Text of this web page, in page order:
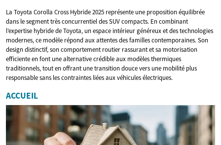
La Toyota Corolla Cross Hybride 2025 représente une proposition équilibrée
dans le segment très concurrentiel des SUV compacts. En combinant
l’expertise hybride de Toyota, un espace intérieur généreux et des technologies
modernes, ce modèle répond aux attentes des familles contemporaines. Son
design distinctif, son comportement routier rassurant et sa motorisation
efficiente en font une alternative crédible aux modèles thermiques
traditionnels, tout en offrant une transition douce vers une mobilité plus
responsable sans les contraintes liées aux véhicules électriques.
ACCUEIL